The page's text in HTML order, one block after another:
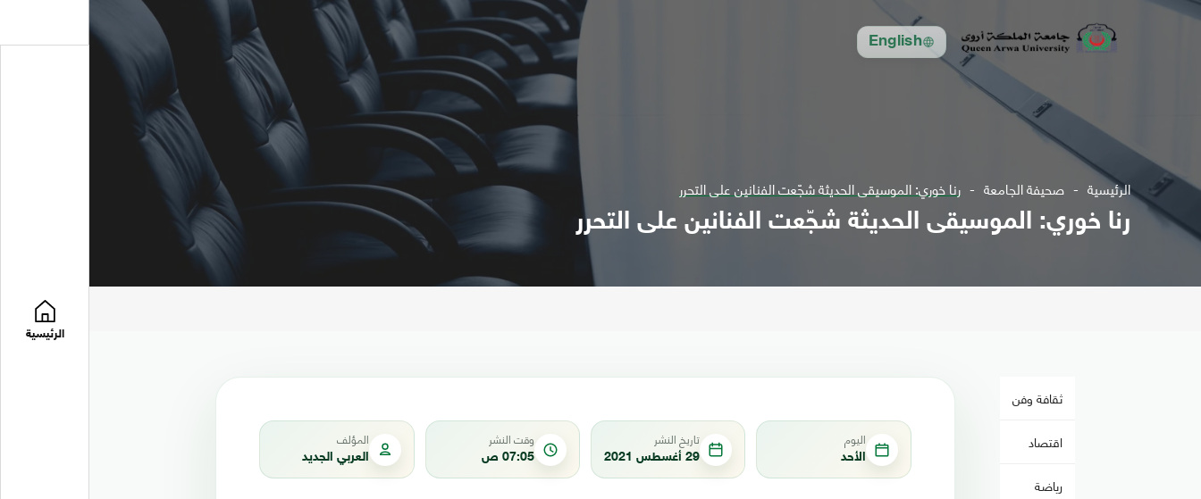
English
الرئيسية
الرئيسية صحيفة الجامعة رنا خوري: الموسيقى الحديثة شجّعت الفنانين على التحرر
رنا خوري: الموسيقى الحديثة شجّعت الفنانين على التحرر
ثقافة وفن
اقتصاد
رياضة
اليوم
الأحد
تاريخ النشر
29 أغسطس 2021
وقت النشر
07:05 ص
المؤلف
العربي الجديد